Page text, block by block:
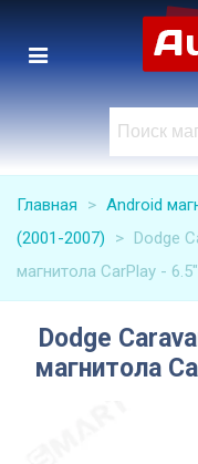
Главная > Android
(2001-2007)
> Dodge
магнитола CarPlay -
Dodge
магнитола